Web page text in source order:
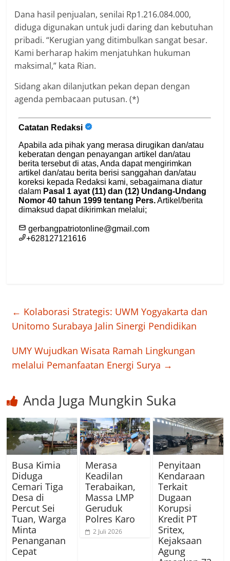
Dana hasil penjualan, senilai Rp1.216.084.000,
diduga digunakan untuk judi daring dan kebutuhan
pribadi. “Kerugian yang ditimbulkan sangat besar.
Kami berharap hakim menjatuhkan hukuman
maksimal,” kata Rian.
Sidang akan dilanjutkan pekan depan dengan
agenda pembacaan putusan. (*)
← Kolaborasi Strategis: UWM Yogyakarta dan
Unitomo Surabaya Jalin Sinergi Pendidikan
UMY Wujudkan Wisata Ramah Lingkungan
melalui Pemanfaatan Energi Surya →
Anda Juga Mungkin Suka
Busa Kimia
Diduga
Cemari Tiga
Desa di
Percut Sei
Tuan, Warga
Minta
Penanganan
Cepat
Merasa
Keadilan
Terabaikan,
Massa LMP
Geruduk
Polres Karo
2 Juli 2026
Penyitaan
Kendaraan
Terkait
Dugaan
Korupsi
Kredit PT
Sritex,
Kejaksaan
Agung